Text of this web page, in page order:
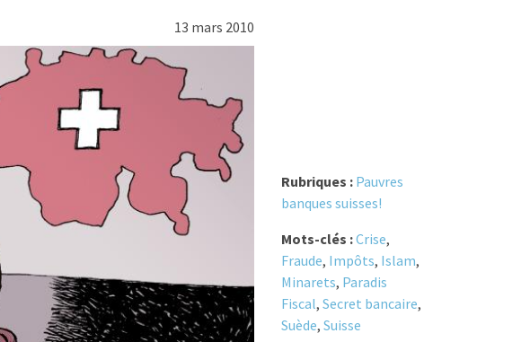
13 mars 2010
Rubriques : Pauvres
banques suisses!
Mots-clés :Crise,
Fraude, Impôts, Islam,
Minarets, Paradis
Fiscal, Secret bancaire,
Suède, Suisse